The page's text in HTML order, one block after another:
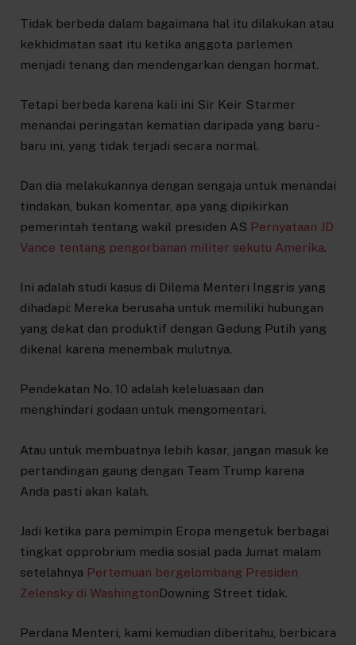
Tidak berbeda dalam bagaimana hal itu dilakukan atau
kekhidmatan saat itu ketika anggota parlemen
menjadi tenang dan mendengarkan dengan hormat.
Tetapi berbeda karena kali ini Sir Keir Starmer
menandai peringatan kematian daripada yang baru -
baru ini, yang tidak terjadi secara normal.
Dan dia melakukannya dengan sengaja untuk menandai
tindakan, bukan komentar, apa yang dipikirkan
pemerintah tentang wakil presiden AS Pernyataan JD
Vance tentang pengorbanan militer sekutu Amerika.
Ini adalah studi kasus di Dilema Menteri Inggris yang
dihadapi: Mereka berusaha untuk memiliki hubungan
yang dekat dan produktif dengan Gedung Putih yang
dikenal karena menembak mulutnya.
Pendekatan No. 10 adalah keleluasaan dan
menghindari godaan untuk mengomentari.
Atau untuk membuatnya lebih kasar, jangan masuk ke
pertandingan gaung dengan Team Trump karena
Anda pasti akan kalah.
Jadi ketika para pemimpin Eropa mengetuk berbagai
tingkat opprobrium media sosial pada Jumat malam
setelahnya Pertemuan bergelombang Presiden
Zelensky di WashingtonDowning Street tidak.
Perdana Menteri, kami kemudian diberitahu, berbicara